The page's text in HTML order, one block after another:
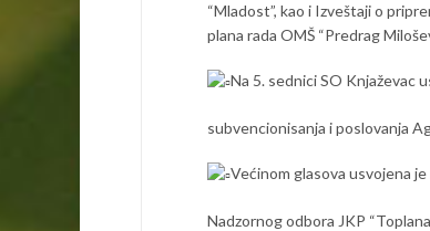
“Mladost”, kao i Izveštaji o
plana rada OMŠ “Predrag
Na 5. sednici SO Knjaževac
subvencionisanja i poslovanja
Većinom glasova usvojena
Nadzornog odbora JKP